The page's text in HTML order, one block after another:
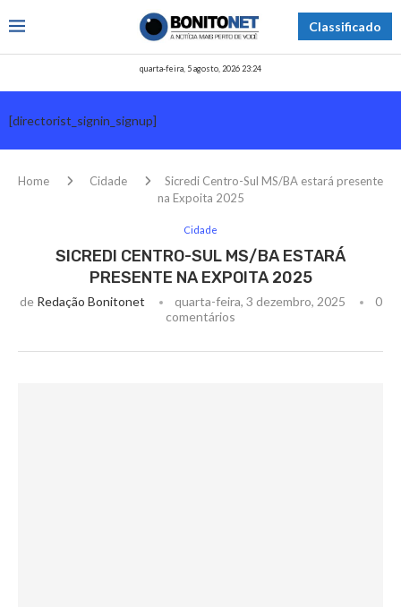
Classificado
quarta-feira, 5 agosto, 2026 23:24
[directorist_signin_signup]
Home Cidade
Sicredi Centro-Sul MS/BA estará presente
na Expoita 2025
Cidade
SICREDI CENTRO-SUL MS/BA ESTARÁ
PRESENTE NA EXPOITA 2025
de Redação Bonitonet quarta-feira, 3 dezembro, 2025
0
comentários